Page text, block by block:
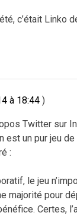
c’était Linko
à 18:44
Twitter sur
est un pur jeu de
:
le jeu
majorité pour
Certes,